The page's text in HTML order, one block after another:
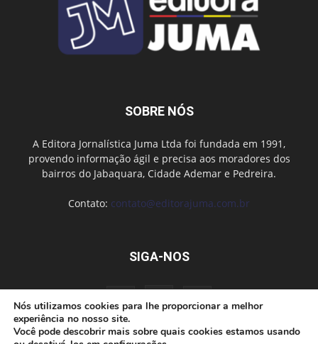
SOBRE NÓS
A Editora Jornalística Juma Ltda foi fundada em 1991,
provendo informação ágil e precisa aos moradores dos
bairros do Jabaquara, Cidade Ademar e Pedreira.
Contato: contato@editorajuma.com.br
SIGA-NOS
Nós utilizamos cookies para lhe proporcionar a melhor
experiência no nosso site.
Você pode descobrir mais sobre quais cookies estamos usando